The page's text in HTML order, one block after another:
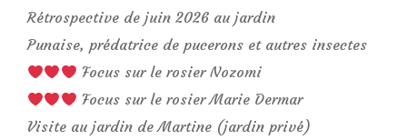
Rétrospective de juin 2026 au jardin
Punaise, prédatrice de pucerons et autres insectes
Focus sur le rosier Nozomi
Focus sur le rosier Marie Dermar
Visite au jardin de Martine (jardin privé)